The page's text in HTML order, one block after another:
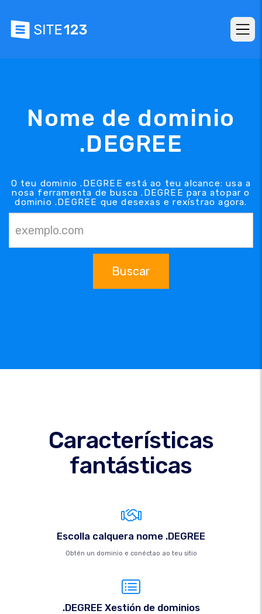
Nome de dominio
.DEGREE
O teu dominio .DEGREE está ao teu alcance: usa a
nosa ferramenta de busca .DEGREE para atopar o
dominio .DEGREE que desexas e rexístrao agora.
Buscar
Características
fantásticas
Escolla calquera nome .DEGREE
Obtén un dominio e conéctao ao teu sitio
.DEGREE Xestión de dominios